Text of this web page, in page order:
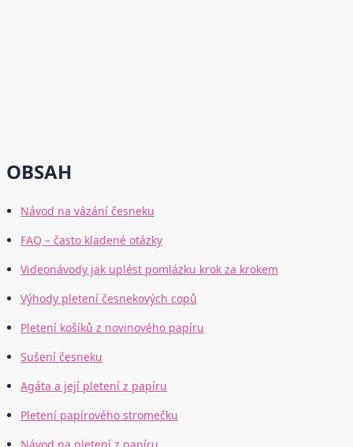
OBSAH
Návod na vázání česneku
FAQ – často kladené otázky
Videonávody jak uplést pomlázku krok za krokem
Výhody pletení česnekových copů
Pletení košíků z novinového papíru
Sušení česneku
Agáta a její pletení z papíru
Pletení papírového stromečku